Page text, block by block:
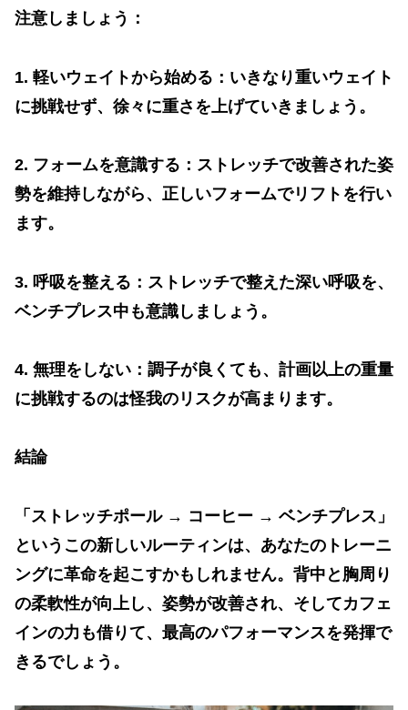
注意しましょう：
1. 軽いウェイトから始める：いきなり重いウェイト
に挑戦せず、徐々に重さを上げていきましょう。
2. フォームを意識する：ストレッチで改善された姿
勢を維持しながら、正しいフォームでリフトを行い
ます。
3. 呼吸を整える：ストレッチで整えた深い呼吸を、
ベンチプレス中も意識しましょう。
4. 無理をしない：調子が良くても、計画以上の重量
に挑戦するのは怪我のリスクが高まります。
結論
「ストレッチポール→ コーヒー → ベンチプレス」
というこの新しいルーティンは、あなたのトレーニ
ングに革命を起こすかもしれません。背中と胸周り
の柔軟性が向上し、姿勢が改善され、そしてカフェ
インの力も借りて、最高のパフォーマンスを発揮で
きるでしょう。